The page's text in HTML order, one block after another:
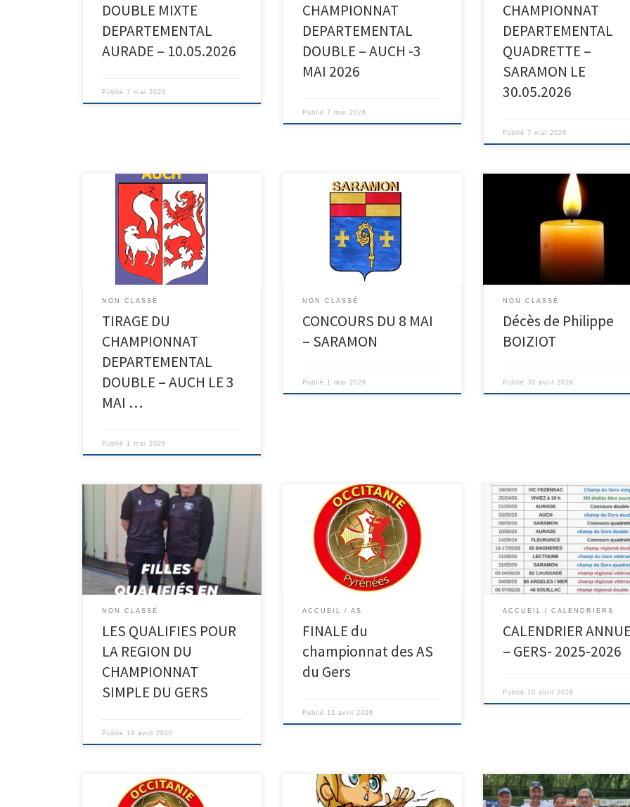
DOUBLE MIXTE
DEPARTEMENTAL
AURADE – 10.05.2026
Publié7 mai 2026
CHAMPIONNAT
DEPARTEMENTAL
DOUBLE – AUCH -3
MAI 2026
Publié7 mai 2026
CHAMPIONNAT
DEPARTEMENTAL
QUADRETTE –
SARAMON LE
30.05.2026
Publié7 mai 2026
NON CLASSÉ
TIRAGE DU
CHAMPIONNAT
DEPARTEMENTAL
DOUBLE – AUCH LE 3
MAI …
Publié 1 mai 2026
NON CLASSÉ
CONCOURS DU 8 MAI
– SARAMON
Publié 1 mai 2026
Philippe nous a quitté à l’âge de
ans, il a été licencié pendant de
nombreuses années à VIC
Le CBD 32 transmet toutes ses
condoléances à la famille ainsi
tous ses amis boulistes.
NON CLASSÉ
Décès de Philippe
BOIZIOT
Publié30 avril 2026
NON CLASSÉ
LES QUALIFIES POUR
LA REGION DU
CHAMPIONNAT
SIMPLE DU GERS
Publié 19 avril 2026
FLEURANCE remporte la finale des AS
sur le score de 37 à 3 pour AURADE
Félicitations à toutes les équipes qui
ont participé à cette compétition
L’équipe de FLEURANCE Fleurance –
Auradé
ACCUEIL AS
FINALE du
championnat des AS
du Gers
Publié 12 avril 2026
Tableaux préparés par Pierre
LESTAGE
ACCUEIL CALENDRIERS
CALENDRIER
– GERS- 2025-2026
Publié 10 avril 2026
Un très très grand plaisir pour la